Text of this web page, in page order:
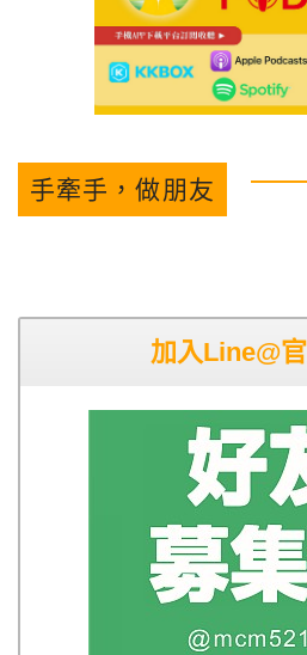
手牽手，做朋友
加入Line@